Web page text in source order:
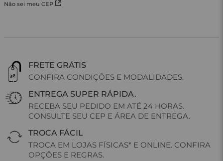
Não sei meu CEP
FRETE GRÁTIS
CONFIRA CONDIÇÕES E MODALIDADES.
ENTREGA SUPER RÁPIDA.
RECEBA SEU PEDIDO EM ATÉ 24 HORAS.
CONSULTE SEU CEP E ÁREA DE ENTREGA.
TROCA FÁCIL
TROCA EM LOJAS FÍSICAS* E ONLINE. CONFIRA
OPÇÕES E REGRAS.